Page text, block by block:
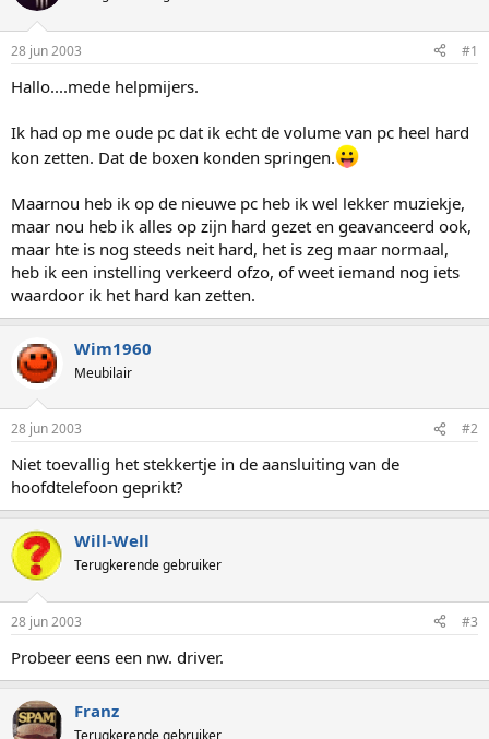
p
s
t
a
t
e
m
28 jun 2003 #1
Hallo....mede helpmijers.
Ik had op me oude pc dat ik echt de volume van pc heel hard
kon zetten. Dat de boxen konden springen.
Maarnou heb ik op de nieuwe pc heb ik wel lekker muziekje,
maar nou heb ik alles op zijn hard gezet en geavanceerd ook,
maar hte is nog steeds neit hard, het is zeg maar normaal,
heb ik een instelling verkeerd ofzo, of weet iemand nog iets
waardoor ik het hard kan zetten.
Wim1960
Meubilair
28 jun 2003 #2
Niet toevallig het stekkertje in de aansluiting van de
hoofdtelefoon geprikt?
Will-Well
Terugkerende gebruiker
28 jun 2003 #3
Probeer eens een nw. driver.
Franz
Terugkerende gebruiker